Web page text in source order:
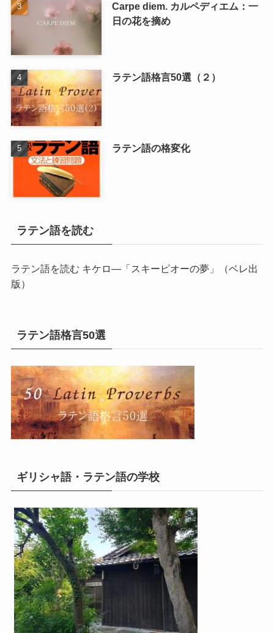
Carpe diem. カルペディエム：一
日の花を摘め
ラテン語格言50選（２）
ラテン語の格変化
ラテン語を読む
ラテン語を読む キケロ―「スキーピオーの夢」
（ベレ出
版）
ラテン語格言50選
ギリシャ語・ラテン語の学校